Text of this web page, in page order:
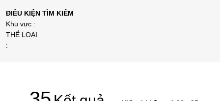
ĐIỀU KIỆN TÌM KIẾM
Khu vực :
THỂ LOẠI
: